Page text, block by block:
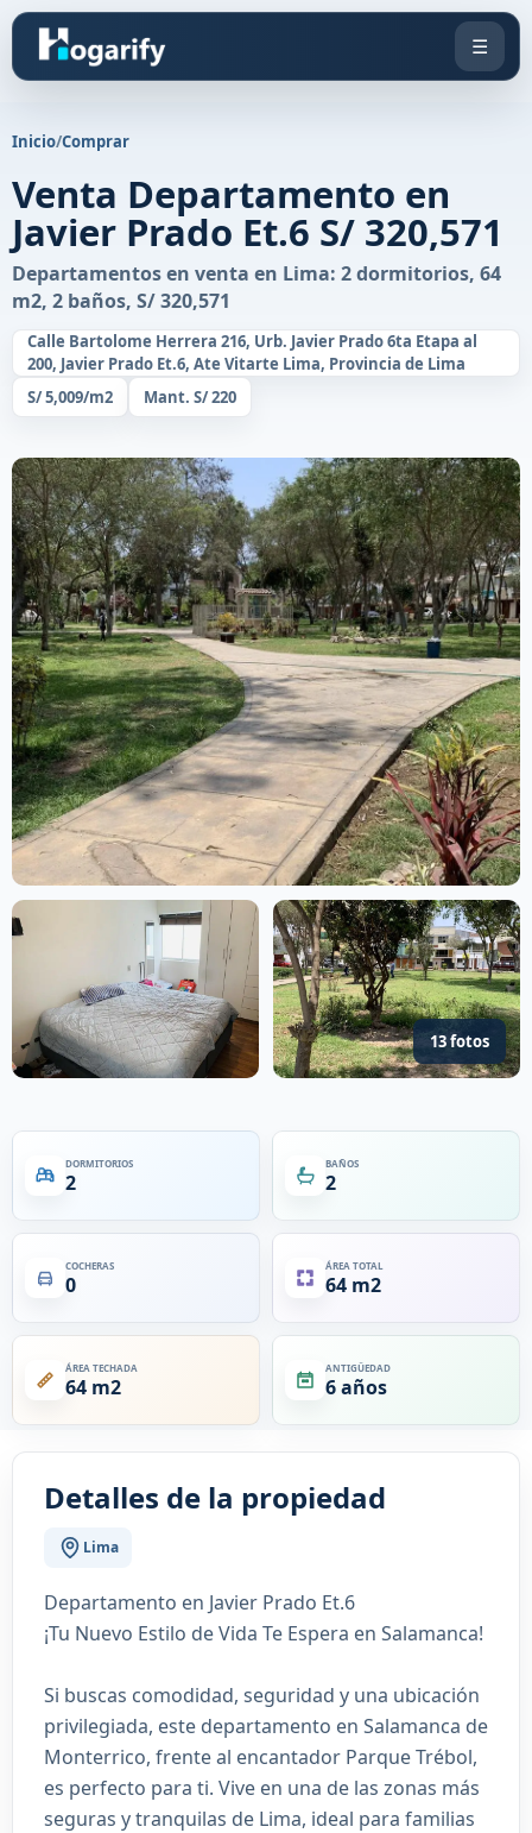
☰
Inicio/Comprar
Venta Departamento en
Javier Prado Et.6 S/ 320,571
Departamentos en venta en Lima: 2 dormitorios, 64
m2, 2 baños, S/ 320,571
Calle Bartolome Herrera 216, Urb. Javier Prado 6ta Etapa al
200, Javier Prado Et.6, Ate Vitarte Lima, Provincia de Lima
S/ 5,009/m2
Mant. S/ 220
13 fotos
DORMITORIOS
2
BAÑOS
2
COCHERAS
0
ÁREA TOTAL
64 m2
ÁREA TECHADA
64 m2
ANTIGÜEDAD
6 años
Detalles de la propiedad
Lima
Departamento en Javier Prado Et.6
¡Tu Nuevo Estilo de Vida Te Espera en Salamanca!
Si buscas comodidad, seguridad y una ubicación
privilegiada, este departamento en Salamanca de
Monterrico, frente al encantador Parque Trébol,
es perfecto para ti. Vive en una de las zonas más
seguras y tranquilas de Lima, ideal para familias